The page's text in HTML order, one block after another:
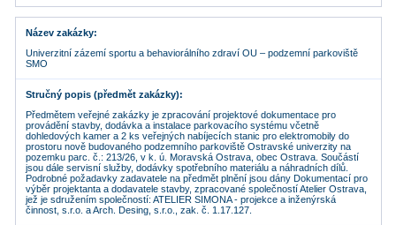
Název zakázky
Univerzitní zázemí sportu a behaviorálního zdraví OU – podzemní parkoviště
SMO
Stručný popis (předmět zakázky)
Předmětem veřejné zakázky je zpracování projektové dokumentace pro
provádění stavby, dodávka a instalace parkovacího systému včetně
dohledových kamer a 2 ks veřejných nabíjecích stanic pro elektromobily do
prostoru nově budovaného podzemního parkoviště Ostravské univerzity na
pozemku parc. č.: 213/26, v k. ú. Moravská Ostrava, obec Ostrava. Součástí
jsou dále servisní služby, dodávky spotřebního materiálu a náhradních dílů.
Podrobné požadavky zadavatele na předmět plnění jsou dány Dokumentací pro
výběr projektanta a dodavatele stavby, zpracované společností Atelier Ostrava,
jež je sdružením společností: ATELIER SIMONA - projekce a inženýrská
činnost, s.r.o. a Arch. Desing, s.r.o., zak. č. 1.17.127.